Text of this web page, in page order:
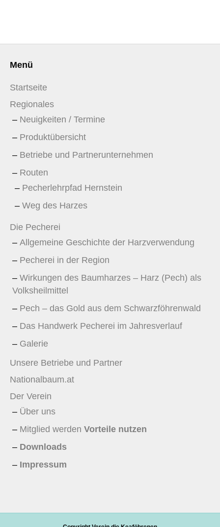
Menü
Startseite
Regionales
Neuigkeiten / Termine
Produktübersicht
Betriebe und Partnerunternehmen
Routen
Pecherlehrpfad Hernstein
Weg des Harzes
Die Pecherei
Allgemeine Geschichte der Harzverwendung
Pecherei in der Region
Wirkungen des Baumharzes – Harz (Pech) als
Volksheilmittel
Pech – das Gold aus dem Schwarzföhrenwald
Das Handwerk Pecherei im Jahresverlauf
Galerie
Unsere Betriebe und Partner
Nationalbaum.at
Der Verein
Über uns
Mitglied werden Vorteile nutzen
Downloads
Impressum